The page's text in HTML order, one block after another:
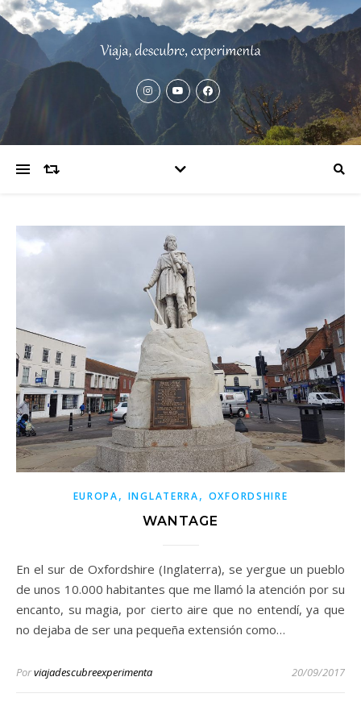
EUROPA, INGLATERRA, OXFORDSHIRE
WANTAGE
En el sur de Oxfordshire (Inglaterra), se yergue un pueblo
de unos 10.000 habitantes que me llamó la atención por su
encanto, su magia, por cierto aire que no entendí, ya que
no dejaba de ser una pequeña extensión como…
Porviajadescubreexperimenta 20/09/2017